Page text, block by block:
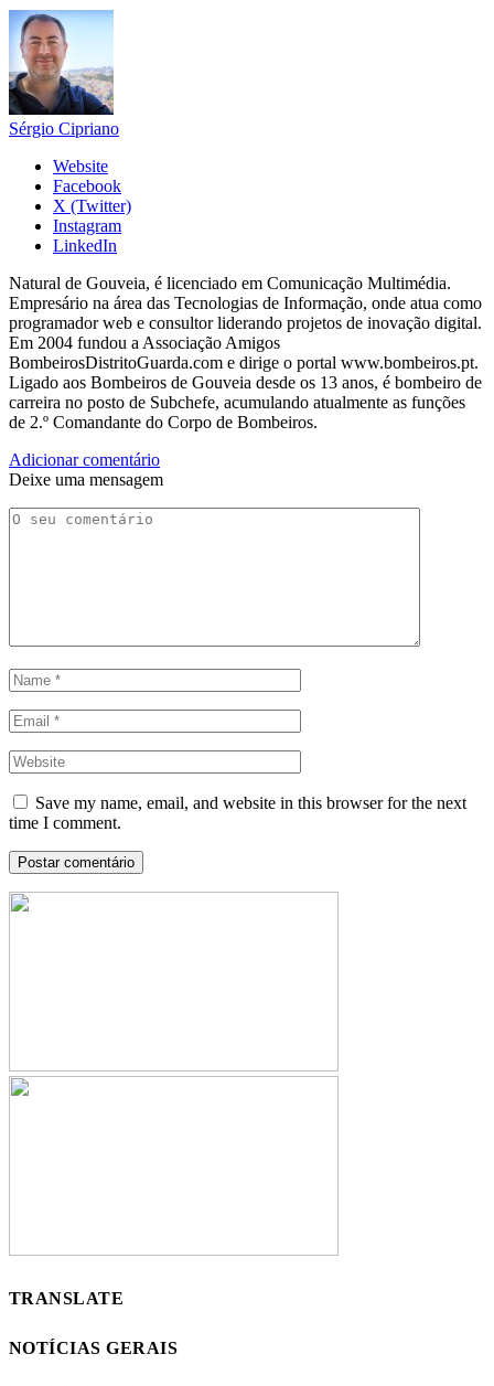
Sérgio Cipriano
Website
Facebook
X (Twitter)
Instagram
LinkedIn
Natural de Gouveia, é licenciado em Comunicação Multimédia.
Empresário na área das Tecnologias de Informação, onde atua como
programador web e consultor liderando projetos de inovação digital.
Em 2004 fundou a Associação Amigos
BombeirosDistritoGuarda.com e dirige o portal www.bombeiros.pt.
Ligado aos Bombeiros de Gouveia desde os 13 anos, é bombeiro de
carreira no posto de Subchefe, acumulando atualmente as funções
de 2.º Comandante do Corpo de Bombeiros.
Adicionar comentário
Deixe uma mensagem
Save my name, email, and website in this browser for the next
time I comment.
TRANSLATE
NOTÍCIAS GERAIS